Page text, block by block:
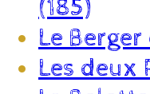
(185)
Le
Les deux